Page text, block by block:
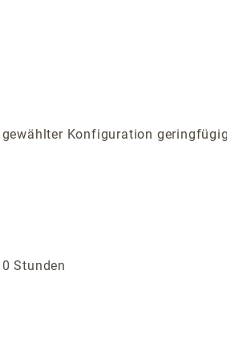
Konfiguration
Stunden